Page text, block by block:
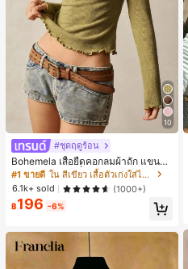
10
#ชุดฤดูร้อน
Bohemela เสื้อยืดคอกลมผ้าถัก แขนยา
ว สีเรียบ ใช้งานทั่วไป สำหรับผู้หญิง
#1 ขายดี
ใน สีเขียว เสื้อตัวเก่งใส่ได้ทุกวัน
6.1k+ sold
(1000+)
฿196 -6%